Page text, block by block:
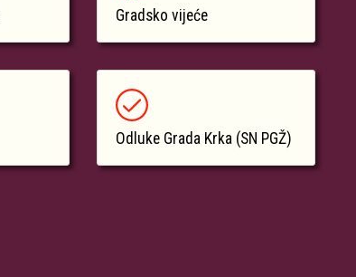
Gradsko vijeće
Odluke Grada Krka (SN PGŽ)